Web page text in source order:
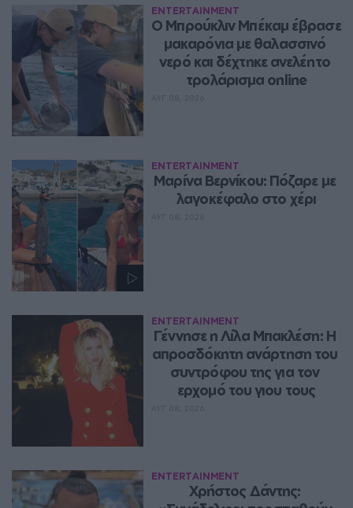
ENTERTAINMENT
Ο Μπρούκλιν Μπέκαμ έβρασε
μακαρόνια με θαλασσινό
νερό και δέχτηκε ανελέητο
τρολάρισμα online
ENTERTAINMENT
Μαρίνα Βερνίκου: Πόζαρε με
λαγοκέφαλο στο χέρι
ENTERTAINMENT
Γέννησε η Λίλα Μπακλέση: Η
απροσδόκητη ανάρτηση του
συντρόφου της για τον
ερχομό του γιου τους
ENTERTAINMENT
Χρήστος Δάντης: